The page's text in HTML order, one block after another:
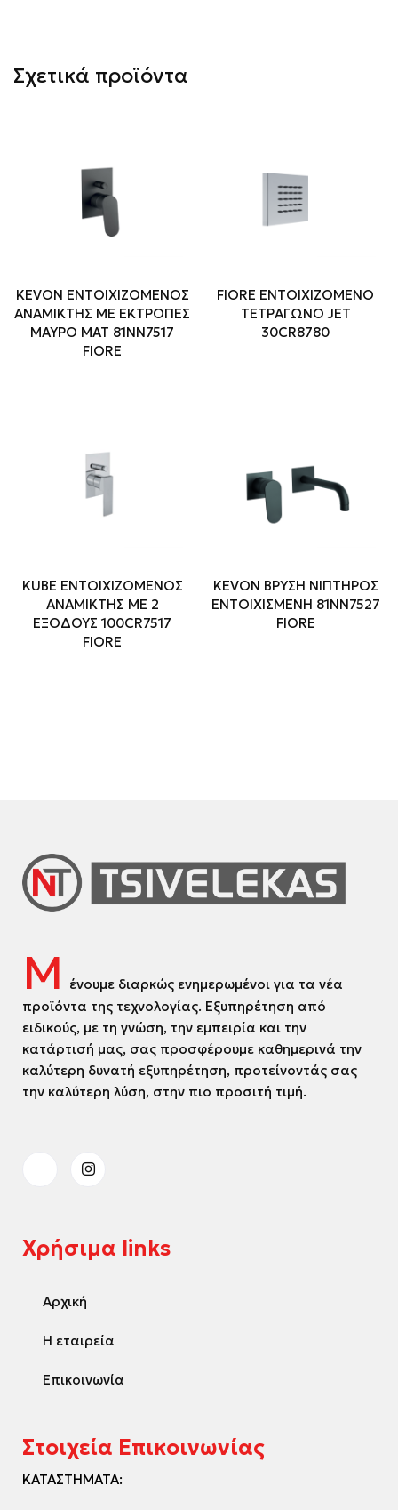
Σχετικά προϊόντα
KEVON ΕΝΤΟΙΧΙΖΟΜΕΝΟΣ
ΑΝΑΜΙΚΤΗΣ ΜΕ ΕΚΤΡΟΠΕΣ
ΜΑΥΡΟ ΜΑΤ 81NN7517
FIORE
FIORE ΕΝΤΟΙΧΙΖΟΜΕΝΟ
ΤΕΤΡΑΓΩΝΟ JET
30CR8780
KUBE ΕΝΤΟΙΧΙΖΟΜΕΝΟΣ
ΑΝΑΜΙΚΤΗΣ ΜΕ 2
ΕΞΟΔΟΥΣ 100CR7517
FIORE
KEVON ΒΡΥΣΗ ΝΙΠΤΗΡΟΣ
ΕΝΤΟΙΧΙΣΜΕΝΗ 81ΝΝ7527
FIORE
Μ
ένουμε διαρκώς ενημερωμένοι για τα νέα
προϊόντα της τεχνολογίας. Εξυπηρέτηση από
ειδικούς, με τη γνώση, την εμπειρία και την
κατάρτισή μας, σας προσφέρουμε καθημερινά την
καλύτερη δυνατή εξυπηρέτηση, προτείνοντάς σας
την καλύτερη λύση, στην πιο προσιτή τιμή.
Χρήσιμα links
Αρχική
Η εταιρεία
Επικοινωνία
Στοιχεία Επικοινωνίας
ΚΑΤΑΣΤΗΜΑΤΑ: